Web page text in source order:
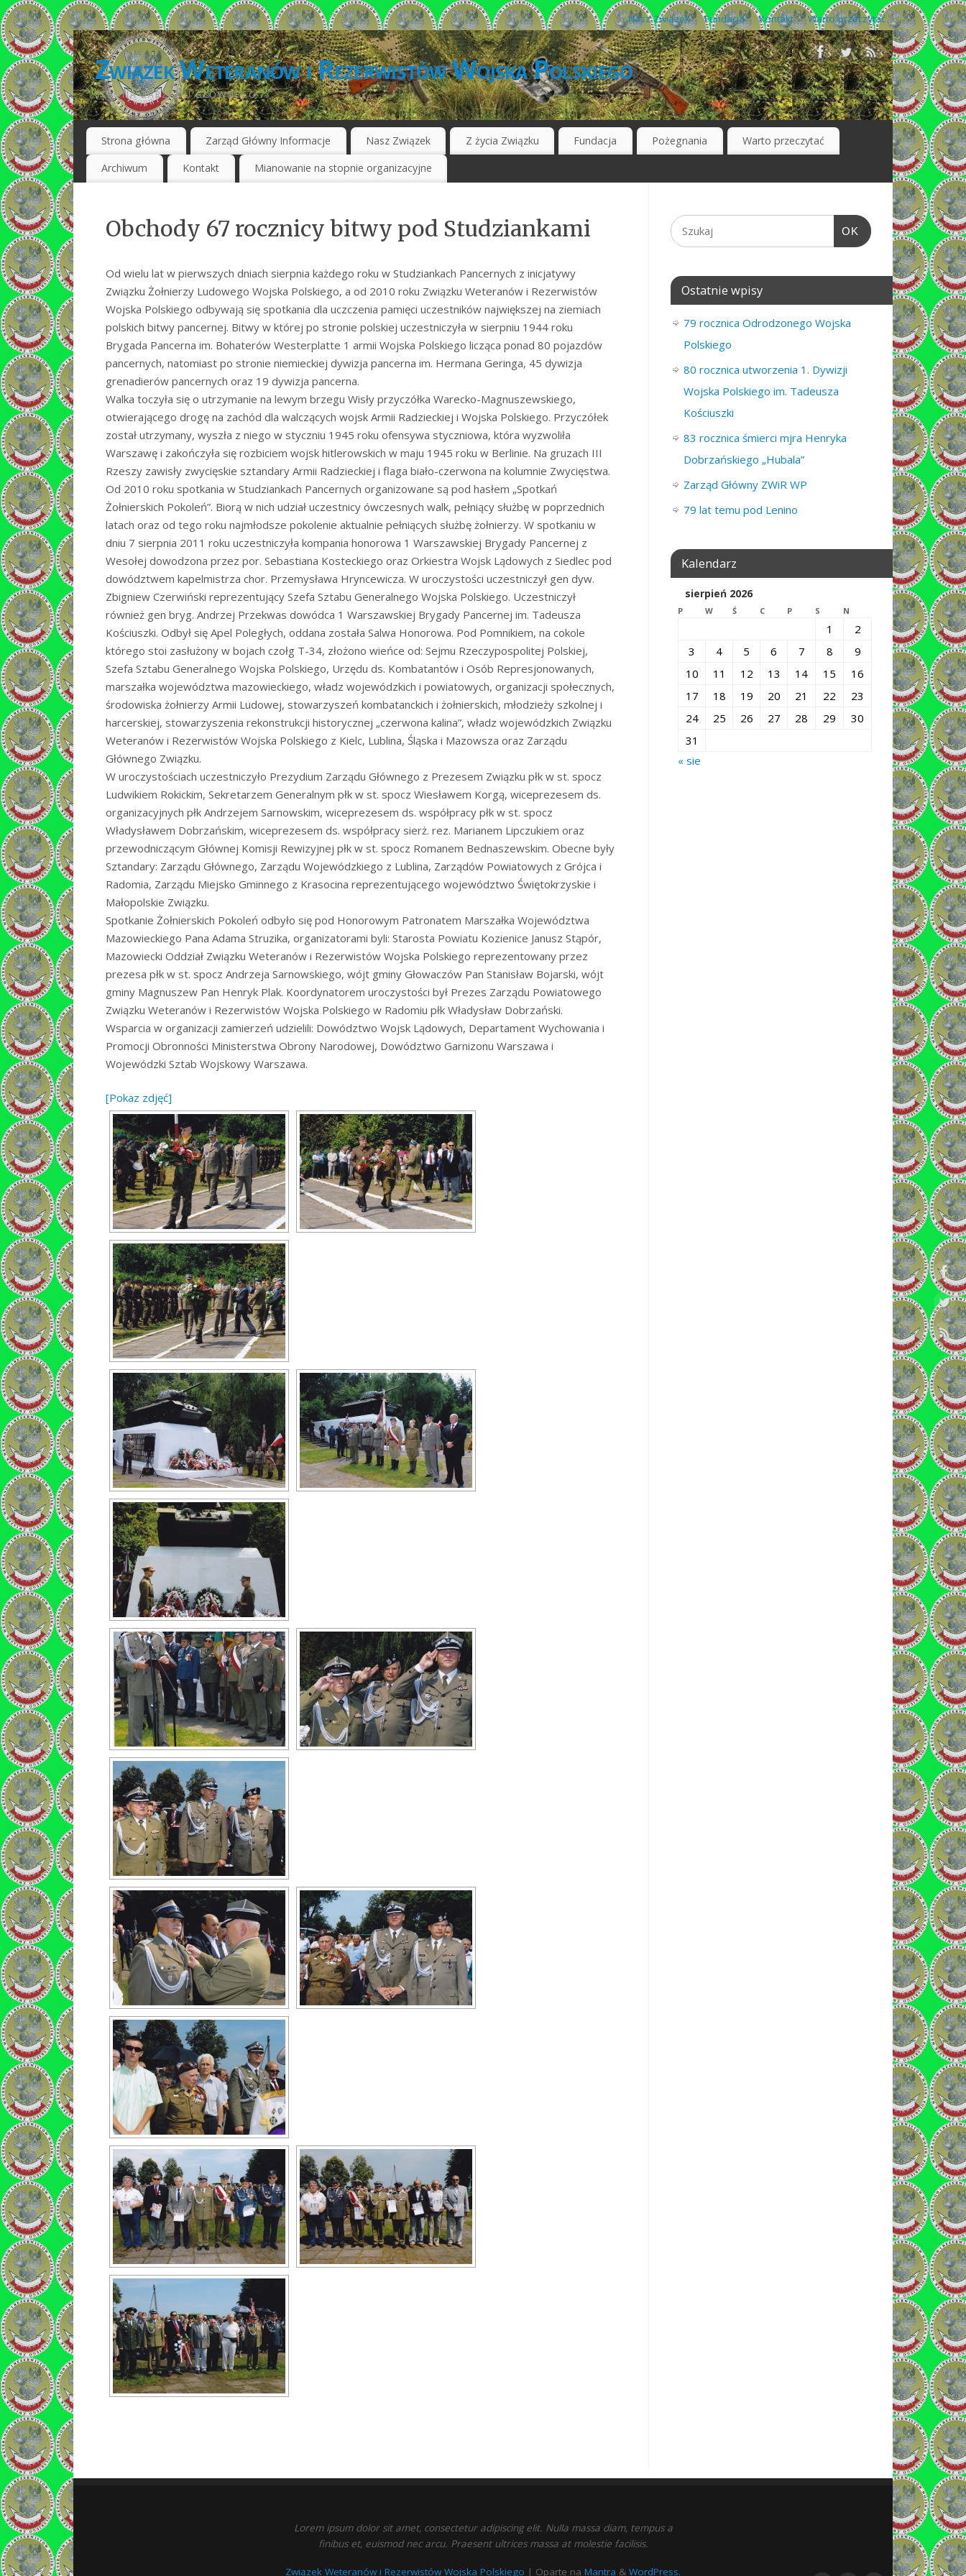
Nasz Związek Fundacja Kontakt Warto przeczytać
Związek Weteranów i Rezerwistów Wojska Polskiego
STRONA ZARZĄDU GŁÓWNEGO
Strona główna Zarząd Główny Informacje Nasz Związek Z życia Związku Fundacja Pożegnania Warto przeczytać
Archiwum Kontakt Mianowanie na stopnie organizacyjne
Obchody 67 rocznicy bitwy pod Studziankami
Od wielu lat w pierwszych dniach sierpnia każdego roku w Studziankach Pancernych z inicjatywy
Związku Żołnierzy Ludowego Wojska Polskiego, a od 2010 roku Związku Weteranów i Rezerwistów
Wojska Polskiego odbywają się spotkania dla uczczenia pamięci uczestników największej na ziemiach
polskich bitwy pancernej. Bitwy w której po stronie polskiej uczestniczyła w sierpniu 1944 roku
Brygada Pancerna im. Bohaterów Westerplatte 1 armii Wojska Polskiego licząca ponad 80 pojazdów
pancernych, natomiast po stronie niemieckiej dywizja pancerna im. Hermana Geringa, 45 dywizja
grenadierów pancernych oraz 19 dywizja pancerna.
Walka toczyła się o utrzymanie na lewym brzegu Wisły przyczółka Warecko-Magnuszewskiego,
otwierającego drogę na zachód dla walczących wojsk Armii Radzieckiej i Wojska Polskiego. Przyczółek
został utrzymany, wyszła z niego w styczniu 1945 roku ofensywa styczniowa, która wyzwoliła
Warszawę i zakończyła się rozbiciem wojsk hitlerowskich w maju 1945 roku w Berlinie. Na gruzach III
Rzeszy zawisły zwycięskie sztandary Armii Radzieckiej i flaga biało-czerwona na kolumnie Zwycięstwa.
Od 2010 roku spotkania w Studziankach Pancernych organizowane są pod hasłem „Spotkań
Żołnierskich Pokoleń”. Biorą w nich udział uczestnicy ówczesnych walk, pełniący służbę w poprzednich
latach oraz od tego roku najmłodsze pokolenie aktualnie pełniących służbę żołnierzy. W spotkaniu w
dniu 7 sierpnia 2011 roku uczestniczyła kompania honorowa 1 Warszawskiej Brygady Pancernej z
Wesołej dowodzona przez por. Sebastiana Kosteckiego oraz Orkiestra Wojsk Lądowych z Siedlec pod
dowództwem kapelmistrza chor. Przemysława Hryncewicza. W uroczystości uczestniczył gen dyw.
Zbigniew Czerwiński reprezentujący Szefa Sztabu Generalnego Wojska Polskiego. Uczestniczył
również gen bryg. Andrzej Przekwas dowódca 1 Warszawskiej Brygady Pancernej im. Tadeusza
Kościuszki. Odbył się Apel Poległych, oddana została Salwa Honorowa. Pod Pomnikiem, na cokole
którego stoi zasłużony w bojach czołg T-34, złożono wieńce od: Sejmu Rzeczypospolitej Polskiej,
Szefa Sztabu Generalnego Wojska Polskiego, Urzędu ds. Kombatantów i Osób Represjonowanych,
marszałka województwa mazowieckiego, władz wojewódzkich i powiatowych, organizacji społecznych,
środowiska żołnierzy Armii Ludowej, stowarzyszeń kombatanckich i żołnierskich, młodzieży szkolnej i
harcerskiej, stowarzyszenia rekonstrukcji historycznej „czerwona kalina”, władz wojewódzkich Związku
Weteranów i Rezerwistów Wojska Polskiego z Kielc, Lublina, Śląska i Mazowsza oraz Zarządu
Głównego Związku.
W uroczystościach uczestniczyło Prezydium Zarządu Głównego z Prezesem Związku płk w st. spocz
Ludwikiem Rokickim, Sekretarzem Generalnym płk w st. spocz Wiesławem Korgą, wiceprezesem ds.
organizacyjnych płk Andrzejem Sarnowskim, wiceprezesem ds. współpracy płk w st. spocz
Władysławem Dobrzańskim, wiceprezesem ds. współpracy sierż. rez. Marianem Lipczukiem oraz
przewodniczącym Głównej Komisji Rewizyjnej płk w st. spocz Romanem Bednaszewskim. Obecne były
Sztandary: Zarządu Głównego, Zarządu Wojewódzkiego z Lublina, Zarządów Powiatowych z Grójca i
Radomia, Zarządu Miejsko Gminnego z Krasocina reprezentującego województwo Świętokrzyskie i
Małopolskie Związku.
Spotkanie Żołnierskich Pokoleń odbyło się pod Honorowym Patronatem Marszałka Województwa
Mazowieckiego Pana Adama Struzika, organizatorami byli: Starosta Powiatu Kozienice Janusz Stąpór,
Mazowiecki Oddział Związku Weteranów i Rezerwistów Wojska Polskiego reprezentowany przez
prezesa płk w st. spocz Andrzeja Sarnowskiego, wójt gminy Głowaczów Pan Stanisław Bojarski, wójt
gminy Magnuszew Pan Henryk Plak. Koordynatorem uroczystości był Prezes Zarządu Powiatowego
Związku Weteranów i Rezerwistów Wojska Polskiego w Radomiu płk Władysław Dobrzański.
Wsparcia w organizacji zamierzeń udzielili: Dowództwo Wojsk Lądowych, Departament Wychowania i
Promocji Obronności Ministerstwa Obrony Narodowej, Dowództwo Garnizonu Warszawa i
Wojewódzki Sztab Wojskowy Warszawa.
[Pokaz zdjęć]
OK
Ostatnie wpisy
79 rocznica Odrodzonego Wojska
Polskiego
80 rocznica utworzenia 1. Dywizji
Wojska Polskiego im. Tadeusza
Kościuszki
83 rocznica śmierci mjra Henryka
Dobrzańskiego „Hubala”
Zarząd Główny ZWiR WP
79 lat temu pod Lenino
Kalendarz
sierpień 2026
P W Ś C P S N
« sie
1
2
3
4 5 6 7 8
9
10
11 12 13 14 15
16
17
18 19 20 21 22
23
24
25 26 27 28 29
30
31
Lorem ipsum dolor sit amet, consectetur adipiscing elit. Nulla massa diam, tempus a
finibus et, euismod nec arcu. Praesent ultrices massa at molestie facilisis.
Związek Weteranów i Rezerwistów Wojska Polskiego | Oparte na Mantra & WordPress.